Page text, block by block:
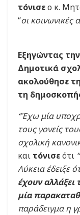
τόνισεο κ.
“οι κοινωνικές
Εξηγώντας
Δημοτικά
ακολούθησε
τη
“Έχω μία
τους γονείς
σχολική
και τόνισεότι
Λύκεια έδειξε
έχουν αλλάξει
μία
παράδειγμα η